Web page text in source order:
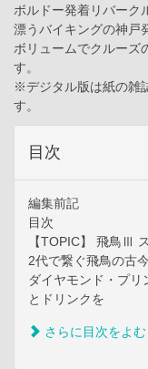
ボルドー発着リバーク
漂うバイキングの神戸
ボリュームでクルーズ
す。
※デジタル版は紙の雑
す。
目次
編集前記
目次
【TOPIC】 飛鳥Ⅲ
2代で繋ぐ飛鳥の古
ダイヤモンド・プ
とドリンクを
さらに目次をよむ